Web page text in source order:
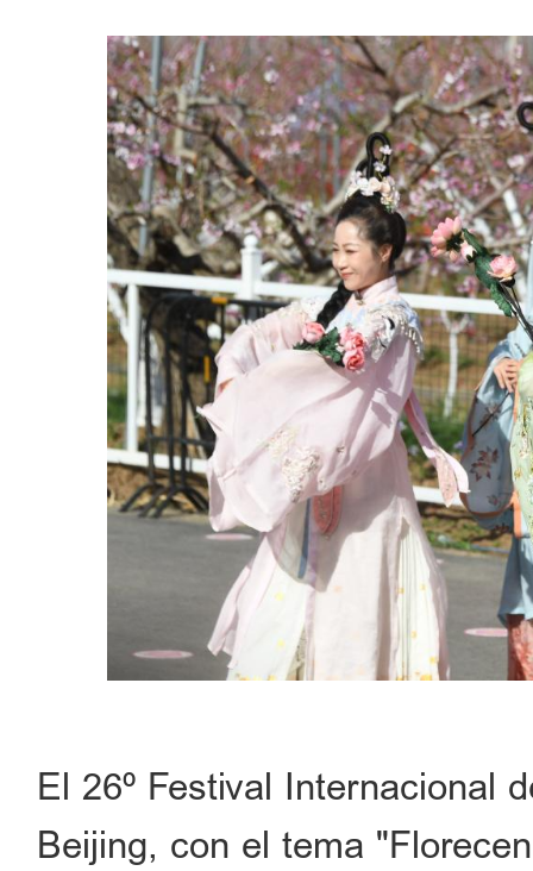
El 26º Festival Internacional
Beijing, con el tema